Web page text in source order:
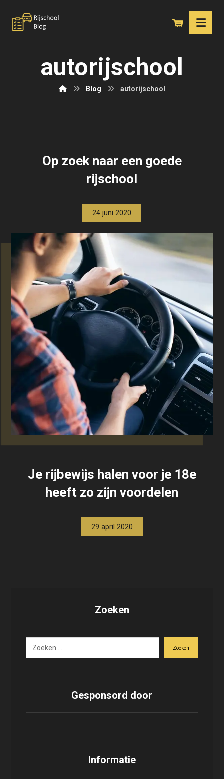
autorijschool
Blog autorijschool
Op zoek naar een goede
rijschool
24 juni 2020
Je rijbewijs halen voor je 18e
heeft zo zijn voordelen
29 april 2020
Zoeken
Zoeken
Gesponsord door
Informatie